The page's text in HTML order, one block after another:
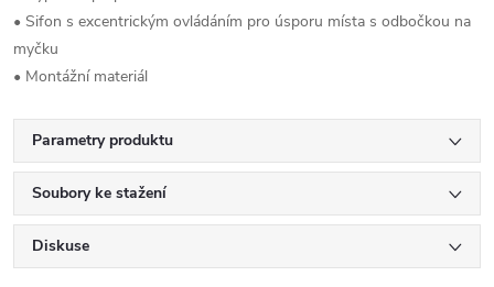
• Sifon s excentrickým ovládáním pro úsporu místa s odbočkou na
myčku
• Montážní materiál
Parametry produktu
Soubory ke stažení
Diskuse